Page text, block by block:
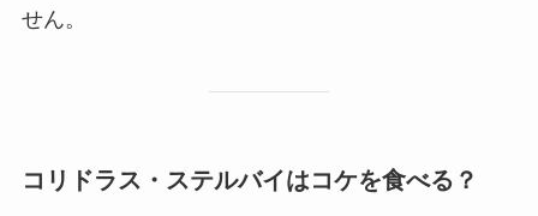
せん。
コリドラス・ステルバイはコケを食べる？